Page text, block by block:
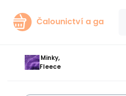
Čalounictví a ga
Minky,
Fleece